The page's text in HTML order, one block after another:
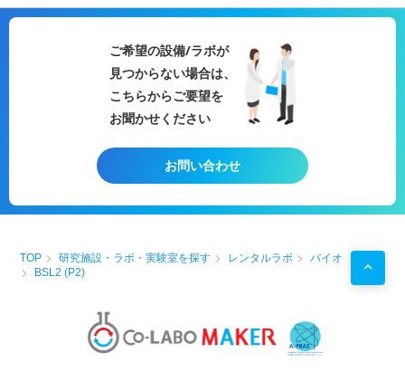
ご希望の設備/ラボが
見つからない場合は、
こちらからご要望を
お聞かせください
お問い合わせ
TOP 研究施設・ラボ・実験室を探す レンタルラボ
バイオ
BSL2 (P2)